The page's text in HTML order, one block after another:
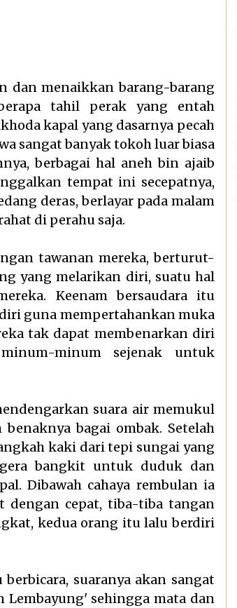
dan menaikkan barang-barang
tahil perak yang entah
kapal yang dasarnya pecah
sangat banyak tokoh luar biasa
berbagai hal aneh bin ajaib
tempat ini secepatnya,
deras, berlayar pada malam
di perahu saja.
tawanan mereka, berturut-
yang melarikan diri, suatu hal
Keenam bersaudara itu
guna mempertahankan muka
tak dapat membenarkan diri
minum sejenak untuk
suara air memukul
bagai ombak. Setelah
kaki dari tepi sungai yang
bangkit untuk duduk dan
Dibawah cahaya rembulan ia
dengan cepat, tiba-tiba tangan
kedua orang itu lalu berdiri
suaranya akan sangat
Lembayung' sehingga mata dan